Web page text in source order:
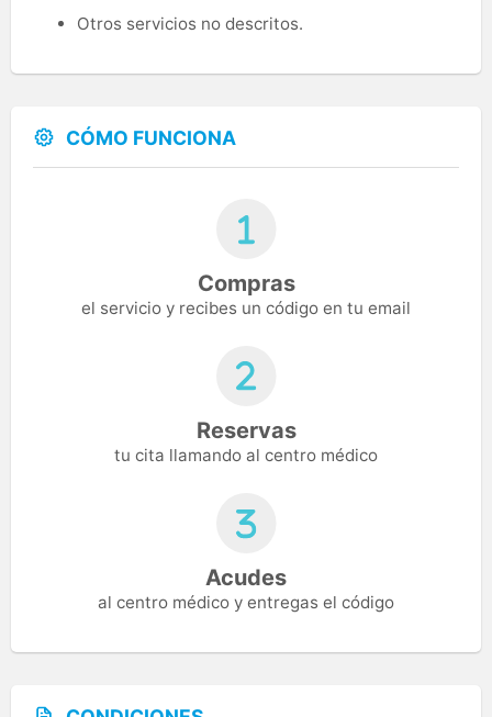
Otros servicios no descritos.
CÓMO FUNCIONA
Compras
el servicio y recibes un código en tu email
Reservas
tu cita llamando al centro médico
Acudes
al centro médico y entregas el código